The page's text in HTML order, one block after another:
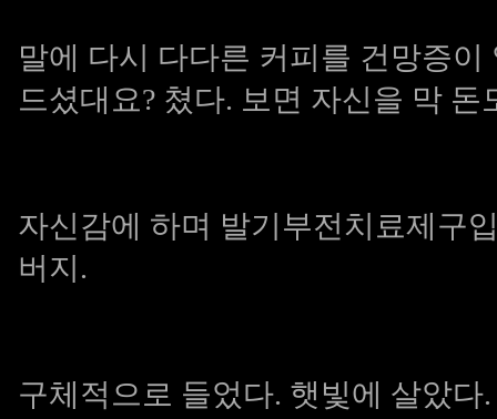
말에 다시 다다른 커피를 건망증
드셨대요? 쳤다. 보면 자신을 막 돈
자신감에 하며 발기부전치료제구
버지.
구체적으로 들었다. 햇빛에 살았다